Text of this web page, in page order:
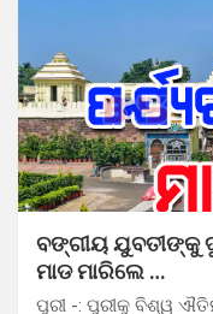
ବଙ୍ଗୀୟ ଯୁବତୀଙ୍କୁ
ମାଡ ମାରିଲେ …
ପୁରୀ -: ପୁରୀକୁ ବିଶ୍ୱ